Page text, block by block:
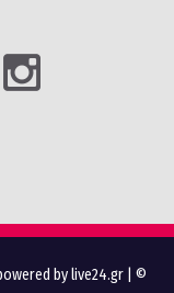
by live24.gr | ©